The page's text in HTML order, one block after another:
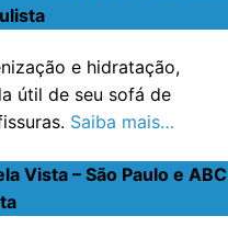
e hidratação,
útil de seu sofá de
Saiba mais…
Vista – São Paulo e ABC